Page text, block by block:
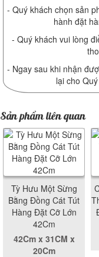
- Quý khách chọn sản
hành đặt
- Quý khách vui lòng
- Ngay sau khi nhận
lại cho
Sản phẩm liên quan
Tỳ Hưu Một Sừng
Bằng Đồng Cát Tút
Hàng Đặt Cỡ Lớn
42Cm
42Cm x 31CM x
20Cm